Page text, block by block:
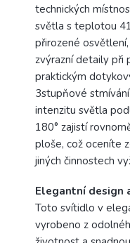
technických
světla s teplotou
přirozené
zvýrazní detaily při
praktickým
3stupňové
intenzitu světla
180° zajistí
ploše, což oceníte
jiných činnostech
Elegantní design
Toto svítidlo v
vyrobeno z